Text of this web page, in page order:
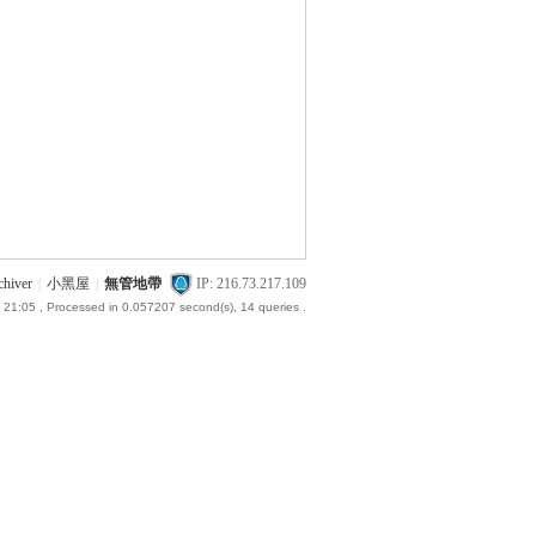
小黑屋 無管地帶 IP: 216.73.217.109
21:05 , Processed in 0.057207 second(s), 14 queries .